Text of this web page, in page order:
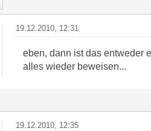
19.12.2010, 12:31
eben, dann ist das entweder
alles wieder beweisen...
19.12.2010, 12:35